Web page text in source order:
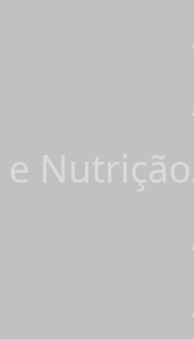
Nutrição